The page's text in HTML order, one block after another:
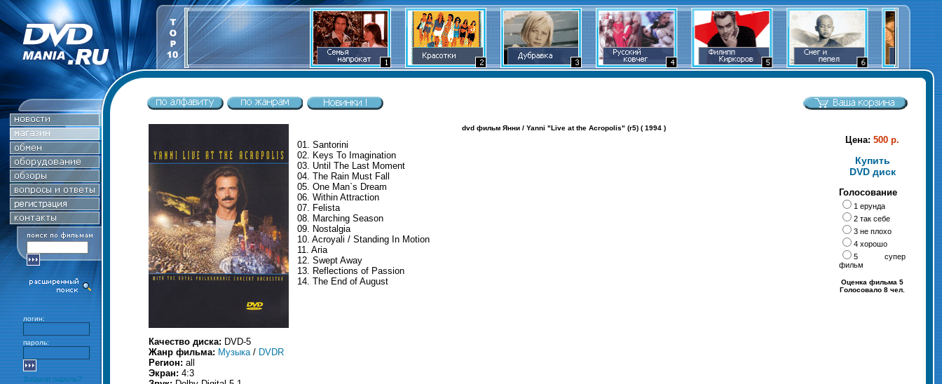
логин:
пароль:
Забыли пароль?
dvd фильм Янни / Yanni "Live at the Acropolis" (r5) ( 1994 )
01. Santorini
02. Keys To Imagination
03. Until The Last Moment
04. The Rain Must Fall
05. One Man`s Dream
06. Within Attraction
07. Felista
08. Marching Season
09. Nostalgia
10. Acroyali / Standing In Motion
11. Aria
12. Swept Away
13. Reflections of Passion
14. The End of August
Цена: 500 р.
Купить
DVD диск
Голосование
1 ерунда
2 так себе
3 не плохо
4 хорошо
5 супер
фильм
Оценка фильма 5
Голосовало 8 чел.
Качество диска: DVD-5
Жанр фильма: Музыка/ DVDR
Регион: all
Экран: 4:3